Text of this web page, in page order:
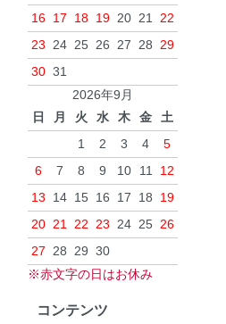
16 17 18 19 20 21 22
23 24 25 26 27 28 29
30 31
2026年9月
日
月 火 水 木 金
土
1
2 3 4
5
6
7 8 9 10 11
12
13
14 15 16 17 18
19
20 21 22 23 24 25 26
27 28 29 30
※赤文字の日はお休み
コンテンツ